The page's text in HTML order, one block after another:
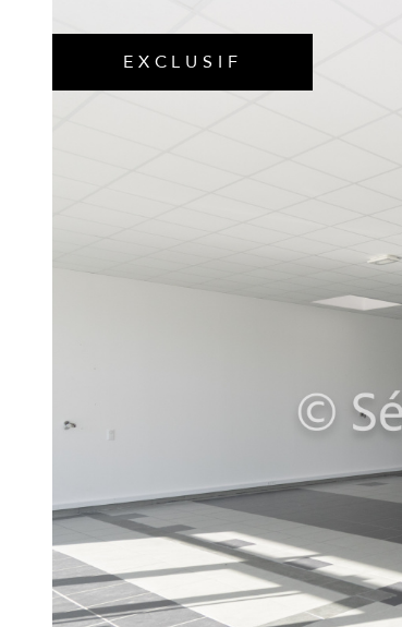
EXCLUSIF